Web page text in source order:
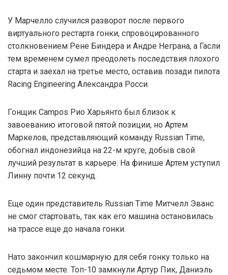
У Марчелло случился разворот после первого
виртуального рестарта гонки, спровоцированного
столкновением Рене Биндера и Андре Неграна, а Гасли
тем временем сумел преодолеть последствия плохого
старта и заехал на третье место, оставив позади пилота
Racing Engineering Александра Росси.
Гонщик Campos Рио Харьянто был близок к
завоеванию итоговой пятой позиции, но Артем
Маркелов, представляющий команду Russian Time,
обогнал индонезийца на 22-м круге, добыв свой
лучший результат в карьере. На финише Артем уступил
Линну почти 12 секунд.
Еще один представитель Russian Time Митчелл Эванс
не смог стартовать, так как его машина остановилась
на трассе еще до начала гонки.
Нато закончил кошмарную для себя гонку только на
седьмом месте. Топ-10 замкнули Артур Пик, Даниэль